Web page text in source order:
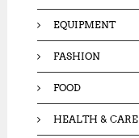
EQUIPMENT
FASHION
FOOD
HEALTH & CARE